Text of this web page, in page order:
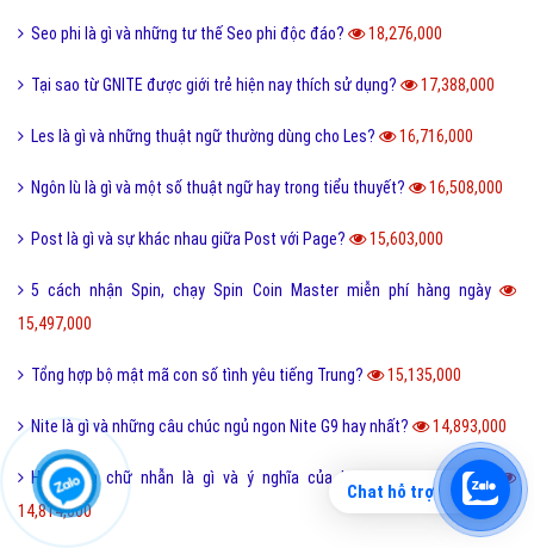
Seo phi là gì và những tư thế Seo phi độc đáo? 18,276,000
Tại sao từ GNITE được giới trẻ hiện nay thích sử dụng? 17,388,000
Les là gì và những thuật ngữ thường dùng cho Les? 16,716,000
Ngôn lù là gì và một số thuật ngữ hay trong tiểu thuyết? 16,508,000
Post là gì và sự khác nhau giữa Post với Page? 15,603,000
5 cách nhận Spin, chạy Spin Coin Master miễn phí hàng ngày
15,497,000
Tổng hợp bộ mật mã con số tình yêu tiếng Trung? 15,135,000
Nite là gì và những câu chúc ngủ ngon Nite G9 hay nhất? 14,893,000
Hình xăm chữ nhẫn là gì và ý nghĩa của hình xăm chữ nhẫn?
14,814,000
Chat hỗ trợ